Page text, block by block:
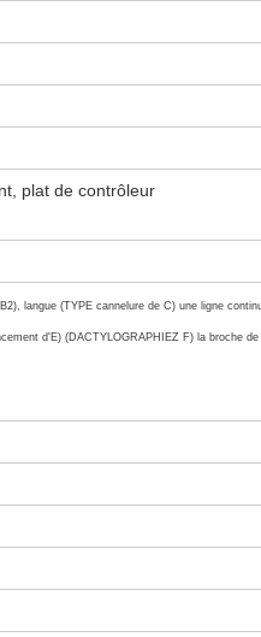
plat de contrôleur
langue (TYPE cannelure de C) une ligne
d'E) (DACTYLOGRAPHIEZ F) la broche